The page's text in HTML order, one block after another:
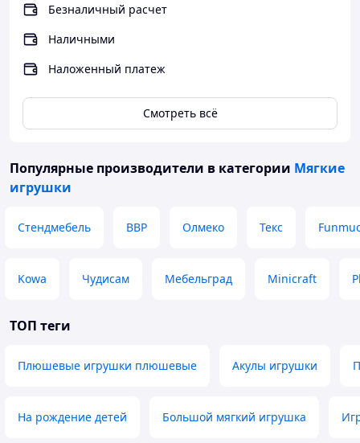
Безналичный расчет
Наличными
Наложенный платеж
Смотреть всё
Популярные производители в категории Мягкие
игрушки
Стендмебель ВВР Олмеко Текс
Kowa Чудисам Мебельград Minicraft
ТОП теги
Плюшевые игрушки плюшевые Акулы игрушки
На рождение детей Большой мягкий игрушка